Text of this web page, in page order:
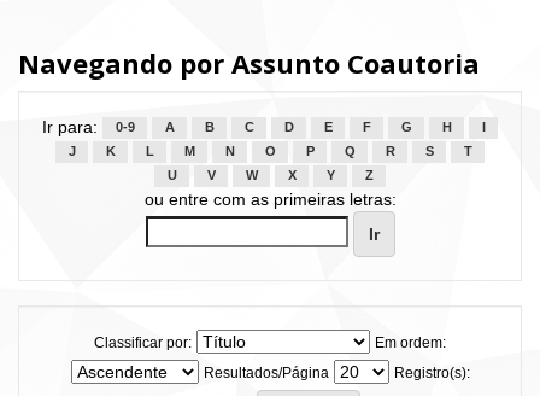
Navegando por Assunto Coautoria
Ir para: 0-9 A B C D E F G H
J
K L M N O P Q R S
T
U
V W X Y Z
ou entre com as primeiras letras:
Classificar por:
Em ordem:
Resultados/Página
Registro(s):